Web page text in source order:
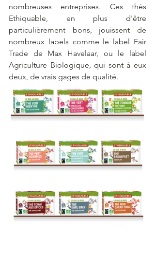
nombreuses entreprises. Ces thés
Ethiquable, en plus d'être
particulièrement bons, jouissent de
nombreux labels comme le label Fair
Trade de Max Havelaar, ou le label
Agriculture Biologique, qui sont à eux
deux, de vrais gages de qualité.